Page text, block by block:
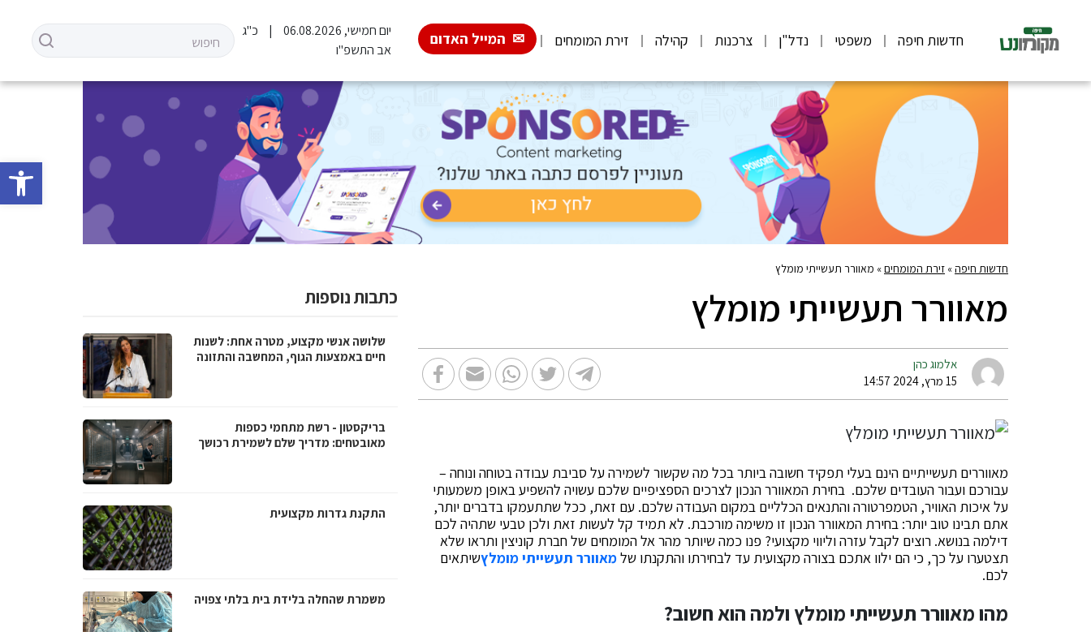
פתח
חדשות חיפה משפטי נדל"ן צרכנות קהילה זירת המומחים המייל האדום יום חמישי, 06.08.2026
כ"ג
אב התשפ"ו
חדשות חיפה» זירת המומחים» מאוורר תעשייתי מומלץ
מאוורר תעשייתי מומלץ
אלמוג כהן
15 מרץ, 2024 14:57
מאווררים תעשייתיים הינם בעלי תפקיד חשובה ביותר בכל מה שקשור לשמירה על סביבת עבודה בטוחה ונוחה –
עבורכם ועבור העובדים שלכם. בחירת המאוורר הנכון לצרכים הספציפיים שלכם עשויה להשפיע באופן משמעותי
על איכות האוויר, הטמפרטורה והתנאים הכלליים במקום העבודה שלכם. עם זאת, ככל שתתעמקו בדברים יותר,
אתם תבינו טוב יותר: בחירת המאוורר הנכון זו משימה מורכבת. לא תמיד קל לעשות זאת ולכן טבעי שתהיה לכם
דילמה בנושא. רוצים לקבל עזרה וליווי מקצועי? פנו כמה שיותר מהר אל המומחים של חברת קוניצין ותראו שלא
תצטערו על כך, כי הם ילוו אתכם בצורה מקצועית עד לבחירתו והתקנתו שלמאוורר תעשייתי מומלץשיתאים
לכם.
מהו מאוורר תעשייתי מומלץ ולמה הוא חשוב?
כתבות נוספות
שלושה אנשי מקצוע, מטרה אחת: לשנות
חיים באמצעות הגוף, המחשבה והתזונה
בריקסטון - רשת מתחמי כספות
מאובטחים: מדריך שלם לשמירת רכושך
התקנת גדרות מקצועית
משמרת שהחלה בלידת בית בלתי צפויה